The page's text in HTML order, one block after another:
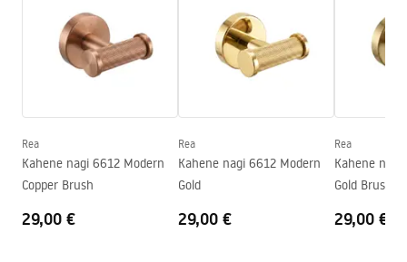
Paigaldusviis
Kruvitav
605
mm
Sügavus
80mm
Seeria
Garantii
Rea
Kahene nagi 6612 Modern
Copper Brush
29,00 €
Rea
Kahene nagi 6612 Modern
Gold
29,00 €
Rea
Kahene nagi
Gold Brush
29,00 €